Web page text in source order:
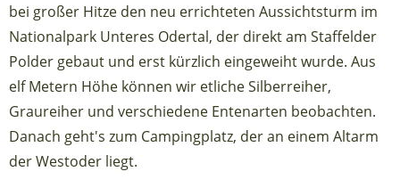
bei großer Hitze den neu errichteten Aussichtsturm im
Nationalpark Unteres Odertal, der direkt am Staffelder
Polder gebaut und erst kürzlich eingeweiht wurde. Aus
elf Metern Höhe können wir etliche Silberreiher,
Graureiher und verschiedene Entenarten beobachten.
Danach geht's zum Campingplatz, der an einem Altarm
der Westoder liegt.